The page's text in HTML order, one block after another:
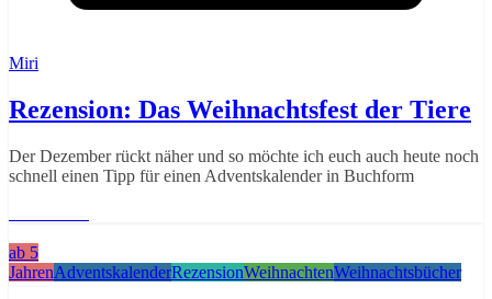
Miri
Rezension: Das Weihnachtsfest der Tiere
Der Dezember rückt näher und so möchte ich euch auch heute noch
schnell einen Tipp für einen Adventskalender in Buchform
ab 5
JahrenAdventskalenderRezensionWeihnachtenWeihnachtsbücher